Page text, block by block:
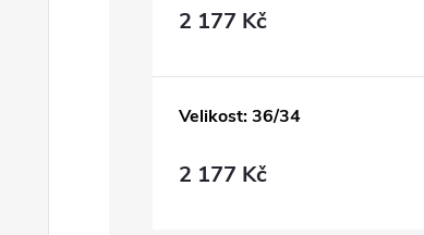
2 177 Kč
Velikost: 36/34
2 177 Kč